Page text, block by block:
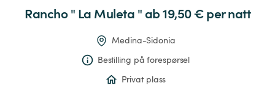
Rancho " La Muleta " ab 19,50 € per natt
Medina-Sidonia
Bestilling på forespørsel
Privat plass